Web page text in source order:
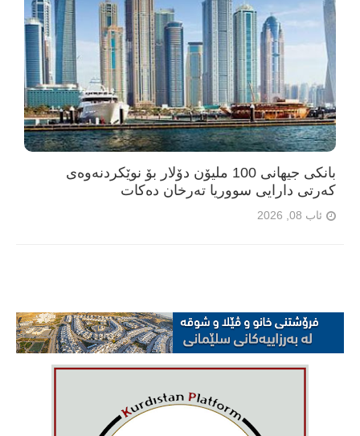
بانکی جیهانی 100 ملیۆن دۆلار بۆ نوێکردنەوەی
کەرتی دارایی سووریا تەرخان دەکات
ئاب 08, 2026